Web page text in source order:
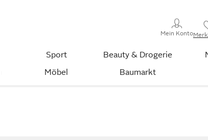
Mein Konto
Sport Beauty & Drogerie
Möbel Baumarkt